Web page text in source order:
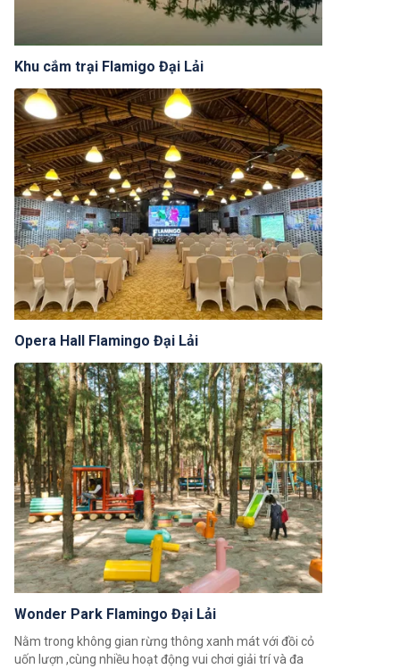
Khu cắm trại Flamigo Đại Lải
Opera Hall Flamingo Đại Lải
Wonder Park Flamingo Đại Lải
Nằm trong không gian rừng thông xanh mát với đồi cỏ
uốn lượn ,cùng nhiều hoạt động vui chơi giải trí và đa